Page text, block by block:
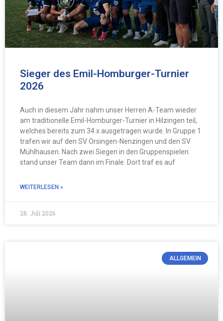
Sieger des Emil-Homburger-Turnier
2026
Auch in diesem Jahr nahm unser Herren A-Team wieder
am traditionelle Emil-Homburger-Turnier in Hilzingen teil,
welches bereits zum 34.x ausgetragen wurde. In Gruppe 1
trafen wir auf den SV Orsingen-Nenzingen und den SV
Mühlhausen. Nach zwei Siegen in den Gruppenspielen
stand unser Team dann im Finale. Dort traf es auf
WEITERLESEN »
28. Juli 2026
ALLGEMEIN